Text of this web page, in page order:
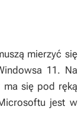
mierzyć się
11. Na
ma się pod ręką
jest w